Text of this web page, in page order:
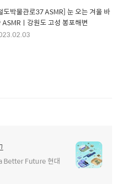
도박물관로37 ASMR] 눈 오는 겨울 바
ASMRㅣ강원도 고성 봉포해변
Future 현대